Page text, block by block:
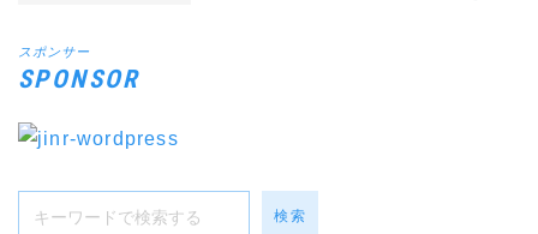
スポンサー
SPONSOR
検索